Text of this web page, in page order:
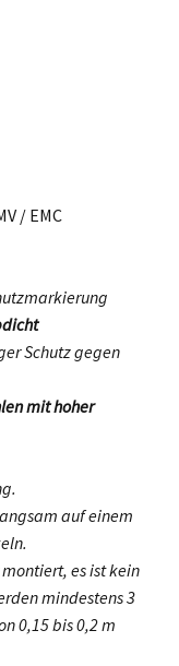
/ EMC
Schutz gegen
mit hoher
auf einem
es ist kein
mindestens 3
0,15 bis 0,2 m